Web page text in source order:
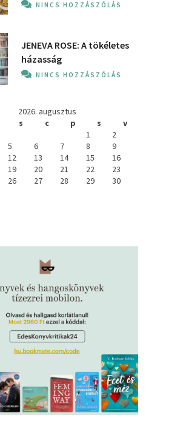
NINCS HOZZÁSZÓLÁS
JENEVA ROSE: A ​tökéletes
házasság
NINCS HOZZÁSZÓLÁS
2026. augusztus
s c p s
v
1
2
5 6 7 8
9
12 13 14 15
16
19 20 21 22
23
26 27 28 29
30